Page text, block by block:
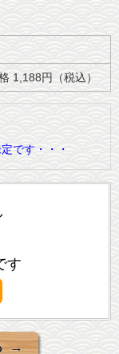
1,188円（税込）
です・・・
す